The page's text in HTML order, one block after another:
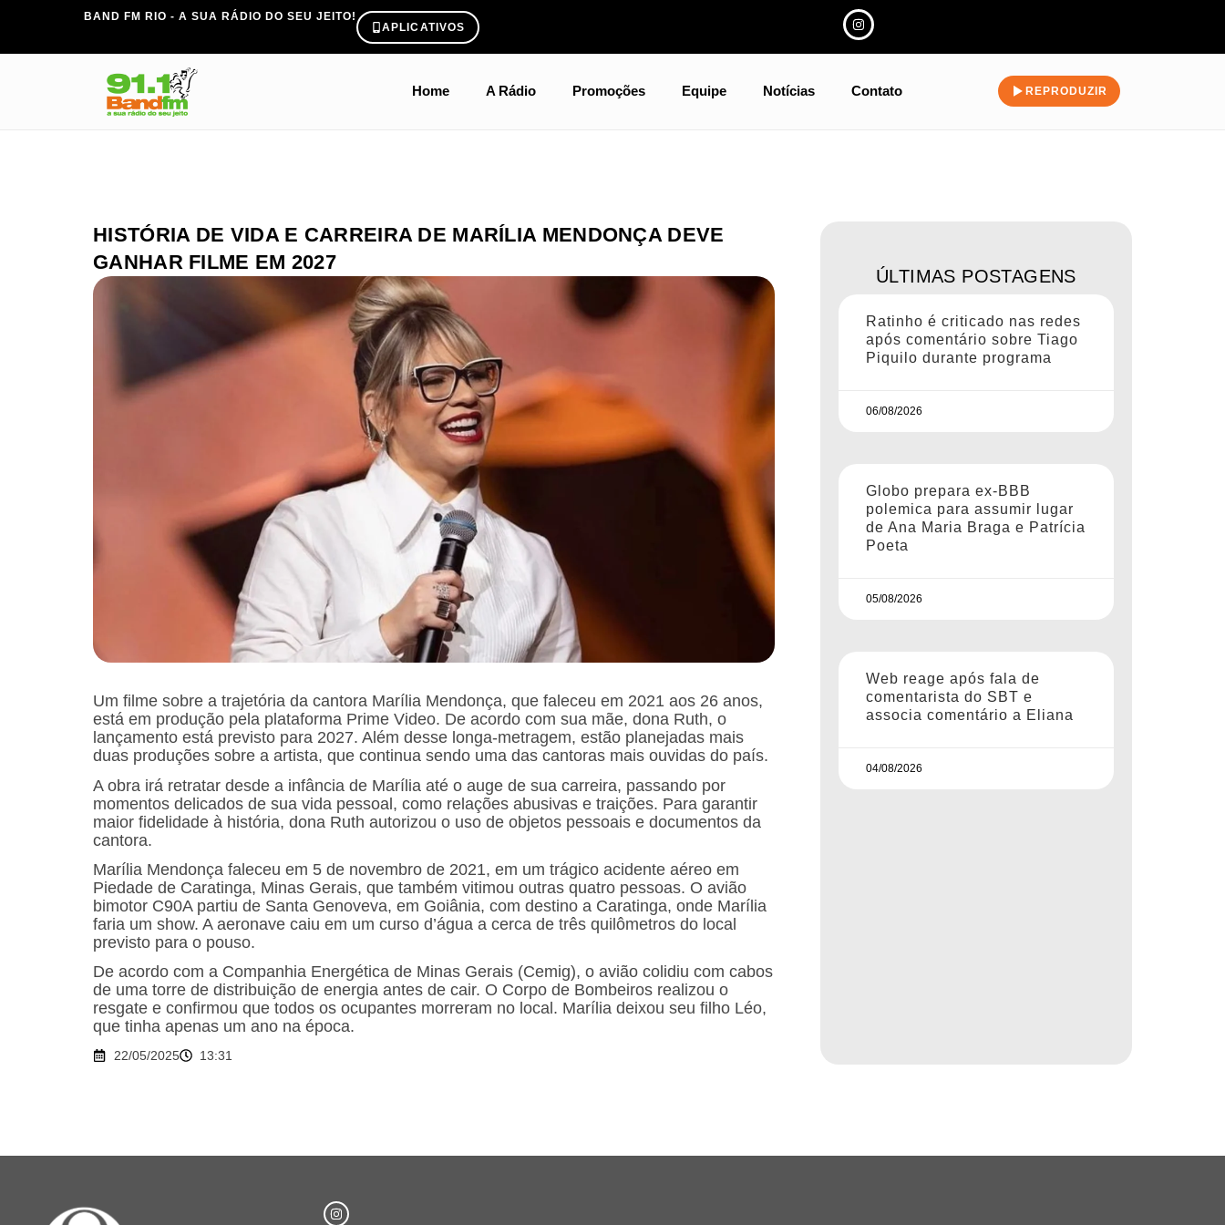
BAND FM RIO - A SUA RÁDIO DO SEU JEITO!
APLICATIVOS
Home A Rádio Promoções Equipe Notícias Contato REPRODUZIR
HISTÓRIA DE VIDA E CARREIRA DE MARÍLIA MENDONÇA DEVE
GANHAR FILME EM 2027
Um filme sobre a trajetória da cantora Marília Mendonça, que faleceu em 2021 aos 26 anos,
está em produção pela plataforma Prime Video. De acordo com sua mãe, dona Ruth, o
lançamento está previsto para 2027. Além desse longa-metragem, estão planejadas mais
duas produções sobre a artista, que continua sendo uma das cantoras mais ouvidas do país.
A obra irá retratar desde a infância de Marília até o auge de sua carreira, passando por
momentos delicados de sua vida pessoal, como relações abusivas e traições. Para garantir
maior fidelidade à história, dona Ruth autorizou o uso de objetos pessoais e documentos da
cantora.
Marília Mendonça faleceu em 5 de novembro de 2021, em um trágico acidente aéreo em
Piedade de Caratinga, Minas Gerais, que também vitimou outras quatro pessoas. O avião
bimotor C90A partiu de Santa Genoveva, em Goiânia, com destino a Caratinga, onde Marília
faria um show. A aeronave caiu em um curso d’água a cerca de três quilômetros do local
previsto para o pouso.
De acordo com a Companhia Energética de Minas Gerais (Cemig), o avião colidiu com cabos
de uma torre de distribuição de energia antes de cair. O Corpo de Bombeiros realizou o
resgate e confirmou que todos os ocupantes morreram no local. Marília deixou seu filho Léo,
que tinha apenas um ano na época.
22/05/2025 13:31
ÚLTIMAS POSTAGENS
Ratinho é criticado nas redes
após comentário sobre Tiago
Piquilo durante programa
06/08/2026
Globo prepara ex-BBB
polemica para assumir lugar
de Ana Maria Braga e Patrícia
Poeta
05/08/2026
Web reage após fala de
comentarista do SBT e
associa comentário a Eliana
04/08/2026